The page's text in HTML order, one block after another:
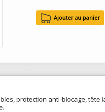
protection anti-blocage, tête